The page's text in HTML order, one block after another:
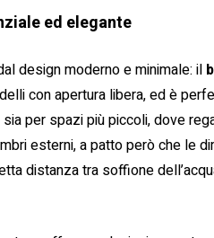
ed elegante
design moderno e minimale: il
con apertura libera, ed è
per spazi più piccoli, dove
esterni, a patto però che le
distanza tra soffione